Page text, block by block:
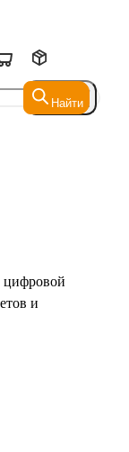
Найти
Найти
цифровой
и